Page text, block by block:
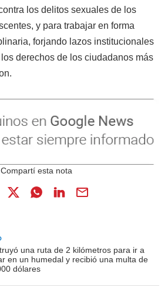
los delitos sexuales de los
y para trabajar en forma
forjando lazos institucionales
derechos de los ciudadanos más
una ruta de 2 kilómetros para ir a
en un humedal y recibió una multa de
dólares